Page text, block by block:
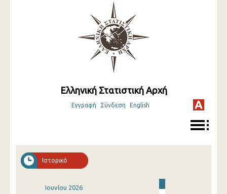
Ελληνική Στατιστική Αρχή
Εγγραφή Σύνδεση English
Ιστορικό
Ιουνίου 2026